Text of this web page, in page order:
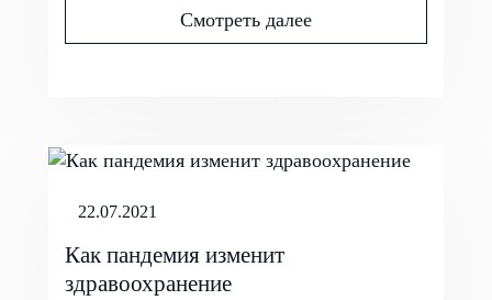
Смотреть далее
22.07.2021
Как пандемия изменит
здравоохранение